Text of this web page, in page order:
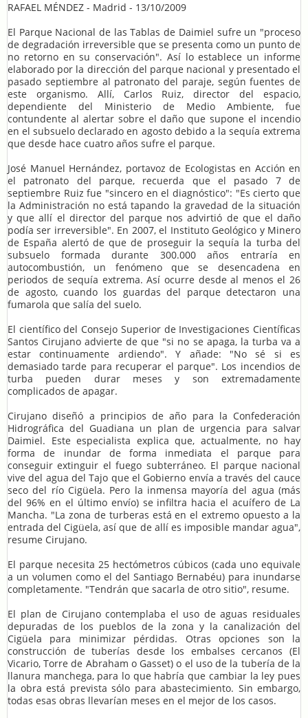
RAFAEL MÉNDEZ - Madrid - 13/10/2009
El Parque Nacional de las Tablas de Daimiel sufre un "proceso
de degradación irreversible que se presenta como un punto de
no retorno en su conservación". Así lo establece un informe
elaborado por la dirección del parque nacional y presentado el
pasado septiembre al patronato del paraje, según fuentes de
este organismo. Allí, Carlos Ruiz, director del espacio,
dependiente del Ministerio de Medio Ambiente, fue
contundente al alertar sobre el daño que supone el incendio
en el subsuelo declarado en agosto debido a la sequía extrema
que desde hace cuatro años sufre el parque.
José Manuel Hernández, portavoz de Ecologistas en Acción en
el patronato del parque, recuerda que el pasado 7 de
septiembre Ruiz fue "sincero en el diagnóstico": "Es cierto que
la Administración no está tapando la gravedad de la situación
y que allí el director del parque nos advirtió de que el daño
podía ser irreversible". En 2007, el Instituto Geológico y Minero
de España alertó de que de proseguir la sequía la turba del
subsuelo formada durante 300.000 años entraría en
autocombustión, un fenómeno que se desencadena en
periodos de sequía extrema. Así ocurre desde al menos el 26
de agosto, cuando los guardas del parque detectaron una
fumarola que salía del suelo.
El científico del Consejo Superior de Investigaciones Científicas
Santos Cirujano advierte de que "si no se apaga, la turba va a
estar continuamente ardiendo". Y añade: "No sé si es
demasiado tarde para recuperar el parque". Los incendios de
turba pueden durar meses y son extremadamente
complicados de apagar.
Cirujano diseñó a principios de año para la Confederación
Hidrográfica del Guadiana un plan de urgencia para salvar
Daimiel. Este especialista explica que, actualmente, no hay
forma de inundar de forma inmediata el parque para
conseguir extinguir el fuego subterráneo. El parque nacional
vive del agua del Tajo que el Gobierno envía a través del cauce
seco del río Cigüela. Pero la inmensa mayoría del agua (más
del 96% en el último envío) se infiltra hacia el acuífero de La
Mancha. "La zona de turberas está en el extremo opuesto a la
entrada del Cigüela, así que de allí es imposible mandar agua",
resume Cirujano.
El parque necesita 25 hectómetros cúbicos (cada uno equivale
a un volumen como el del Santiago Bernabéu) para inundarse
completamente. "Tendrán que sacarla de otro sitio", resume.
El plan de Cirujano contemplaba el uso de aguas residuales
depuradas de los pueblos de la zona y la canalización del
Cigüela para minimizar pérdidas. Otras opciones son la
construcción de tuberías desde los embalses cercanos (El
Vicario, Torre de Abraham o Gasset) o el uso de la tubería de la
llanura manchega, para lo que habría que cambiar la ley pues
la obra está prevista sólo para abastecimiento. Sin embargo,
todas esas obras llevarían meses en el mejor de los casos.